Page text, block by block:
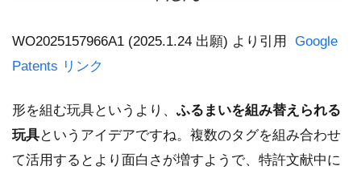
WO2025157966A1 (2025.1.24 出願) より引用 Google
Patents リンク
形を組む玩具というより、 ふるまいを組み替えられる
玩具というアイデアですね。複数のタグを組み合わせ
て活用するとより面白さが増すようで、特許文献中に